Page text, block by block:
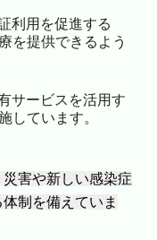
利用を促進する
を提供できるよう
サービスを活用す
しています。
害や新しい感染症
制を備えていま